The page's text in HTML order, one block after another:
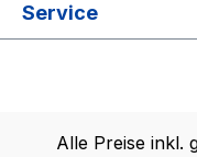
Service
Alle Preise inkl.